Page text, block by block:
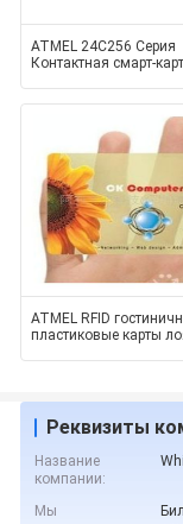
ATMEL 24C256 Серия
Контактная смарт-
ATMEL RFID
пластиковые карты
Реквизиты
Название
компании:
Мы